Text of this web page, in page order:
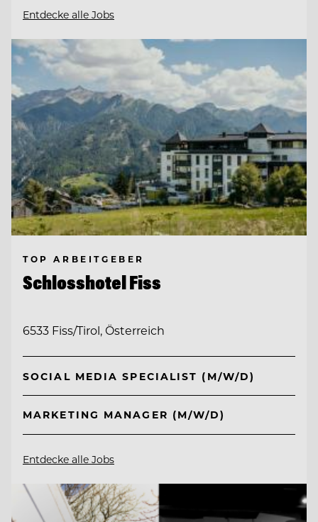
Entdecke alle Jobs
TOP ARBEITGEBER
Schlosshotel Fiss
6533 Fiss/Tirol, Österreich
SOCIAL MEDIA SPECIALIST (M/W/D)
MARKETING MANAGER (M/W/D)
Entdecke alle Jobs